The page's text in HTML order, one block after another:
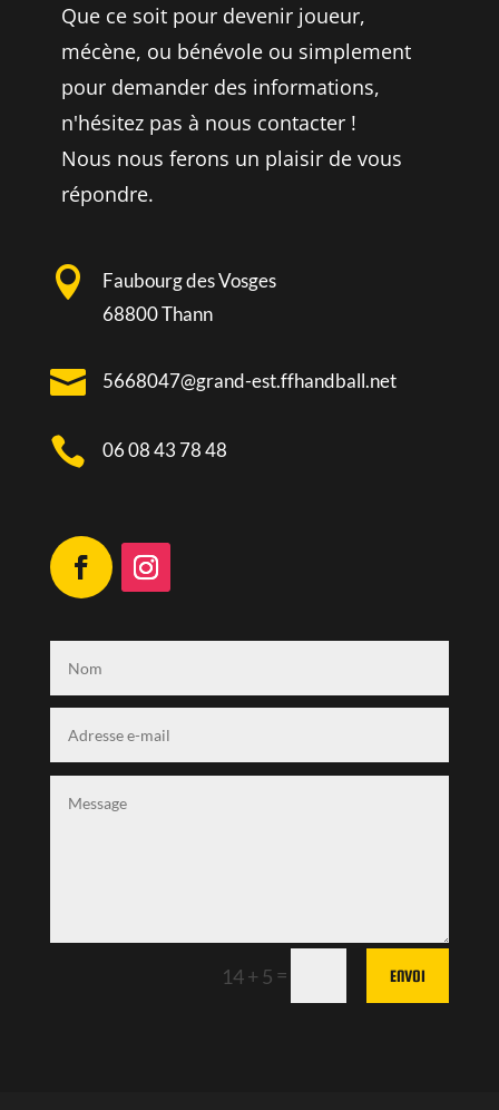
Que ce soit pour devenir joueur,
mécène, ou bénévole ou simplement
pour demander des informations,
n'hésitez pas à nous contacter !
Nous nous ferons un plaisir de vous
répondre.

Faubourg des Vosges
68800 Thann
 5668047@grand-est.ffhandball.net
 06 08 43 78 48
14 + 5 = ENVOI